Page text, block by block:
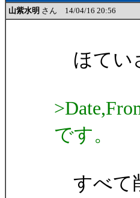
山紫水明 さん 14/04/16 20:56
ほてい
です。
すべて